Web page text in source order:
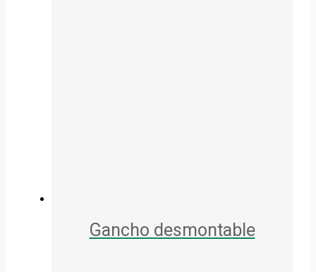
Gancho desmontable